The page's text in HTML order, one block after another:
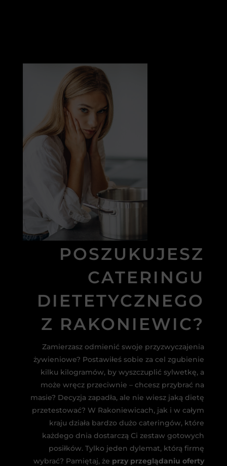
POSZUKUJESZ
CATERINGU
DIETETYCZNEGO
Z RAKONIEWIC?
Zamierzasz odmienić swoje przyzwyczajenia
żywieniowe? Postawiłeś sobie za cel zgubienie
kilku kilogramów, by wyszczuplić sylwetkę, a
może wręcz przeciwnie – chcesz przybrać na
masie? Decyzja zapadła, ale nie wiesz jaką dietę
przetestować? W Rakoniewicach, jak i w całym
kraju działa bardzo dużo cateringów, które
każdego dnia dostarczą Ci zestaw gotowych
posiłków. Tylko jeden dylemat, którą firmę
wybrać? Pamiętaj, że przy przeglądaniu oferty